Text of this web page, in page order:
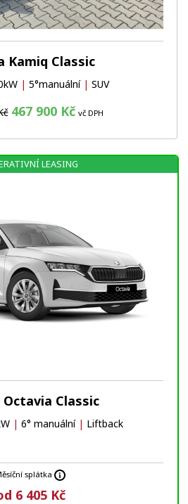
Kamiq Classic
| 5°manuální | SUV
467 900 Kč vč DPH
Octavia Classic
| 6° manuální | Liftback
splátka
6 405 Kč
LEASING